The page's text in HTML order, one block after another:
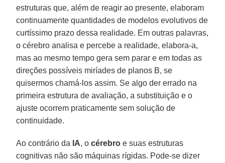
estruturas que, além de reagir ao presente, elaboram
continuamente quantidades de modelos evolutivos de
curtíssimo prazo dessa realidade. Em outras palavras,
o cérebro analisa e percebe a realidade, elabora-a,
mas ao mesmo tempo gera sem parar e em todas as
direções possíveis miríades de planos B, se
quisermos chamá-los assim. Se algo der errado na
primeira estrutura de avaliação, a substituição e o
ajuste ocorrem praticamente sem solução de
continuidade.
Ao contrário da IA, océrebro e suas estruturas
cognitivas não são máquinas rígidas. Pode-se dizer